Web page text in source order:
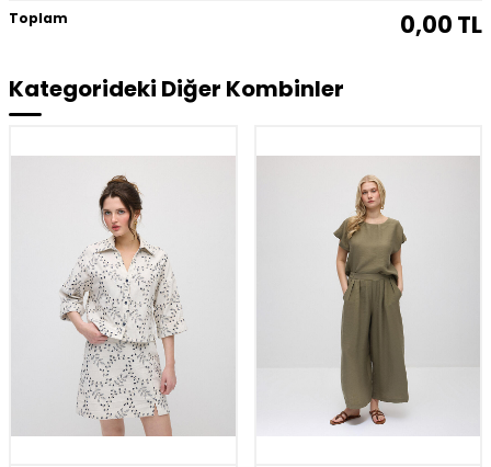
Toplam 0,00 TL
Kategorideki Diğer Kombinler